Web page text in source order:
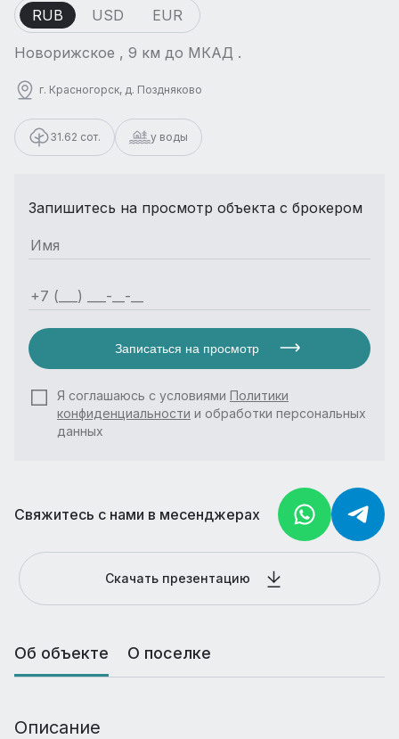
RUB USD EUR
Новорижское , 9 км до МКАД .
г. Красногорск, д. Поздняково
31.62 сот. у воды
Запишитесь на просмотр объекта с брокером
Записаться на просмотр
Я соглашаюсь с условиями Политики
конфиденциальности и обработки персональных
данных
Свяжитесь с нами в месенджерах
Скачать презентацию
Об объекте О поселке
Описание